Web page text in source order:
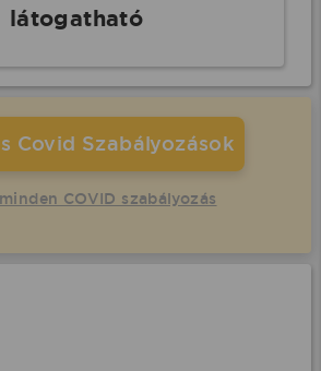
látogatható
Covid Szabályozások
COVID szabályozás